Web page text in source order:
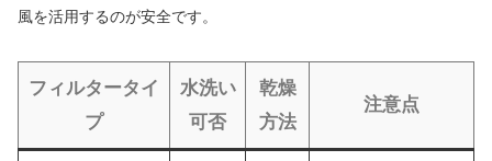
風を活用するのが安全です。
フィルタータイ
プ
水洗い
可否
乾燥
方法
注意点